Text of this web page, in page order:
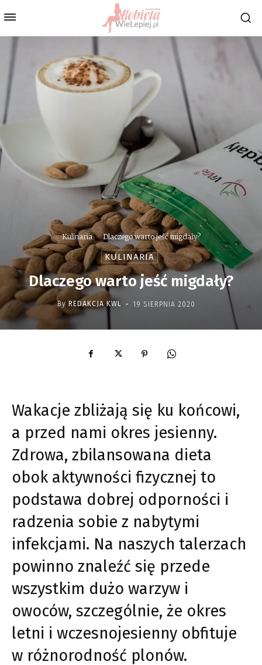
Kulinaria Dlaczego warto jeść migdały?
KULINARIA
Dlaczego warto jeść migdały?
By REDAKCJA KWL - 19 SIERPNIA 2020
Wakacje zbliżają się ku końcowi,
a przed nami okres jesienny.
Zdrowa, zbilansowana dieta
obok aktywności fizycznej to
podstawa dobrej odporności i
radzenia sobie z nabytymi
infekcjami. Na naszych talerzach
powinno znaleźć się przede
wszystkim dużo warzyw i
owoców, szczególnie, że okres
letni i wczesnojesienny obfituje
w różnorodność plonów.